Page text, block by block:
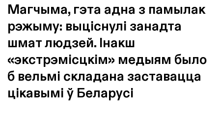
Магчыма, гэта адна з памылак
рэжыму: выціснулі занадта
шмат людзей. Інакш
«экстрэмісцкім» медыям было
б вельмі складана заставацца
цікавымі ў Беларусі